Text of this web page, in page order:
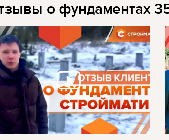
о фундаментах